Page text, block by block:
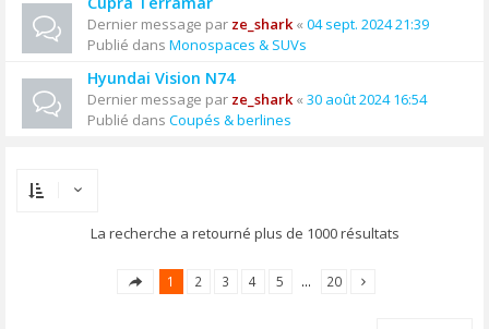
Dernier message par ze_shark« 04 sept. 2024 21:39
Publié dans Monospaces & SUVs
Hyundai Vision N74
Dernier message par ze_shark« 30 août 2024 16:54
Publié dans Coupés & berlines
La recherche a retourné plus de 1000 résultats
1 2 3 4 5 … 20